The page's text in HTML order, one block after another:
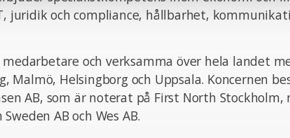
juridik och compliance, hållbarhet,
medarbetare och verksamma över hela landet
Malmö, Helsingborg och Uppsala. Koncernen
AB, som är noterat på First North Stockholm,
AB och Wes AB.